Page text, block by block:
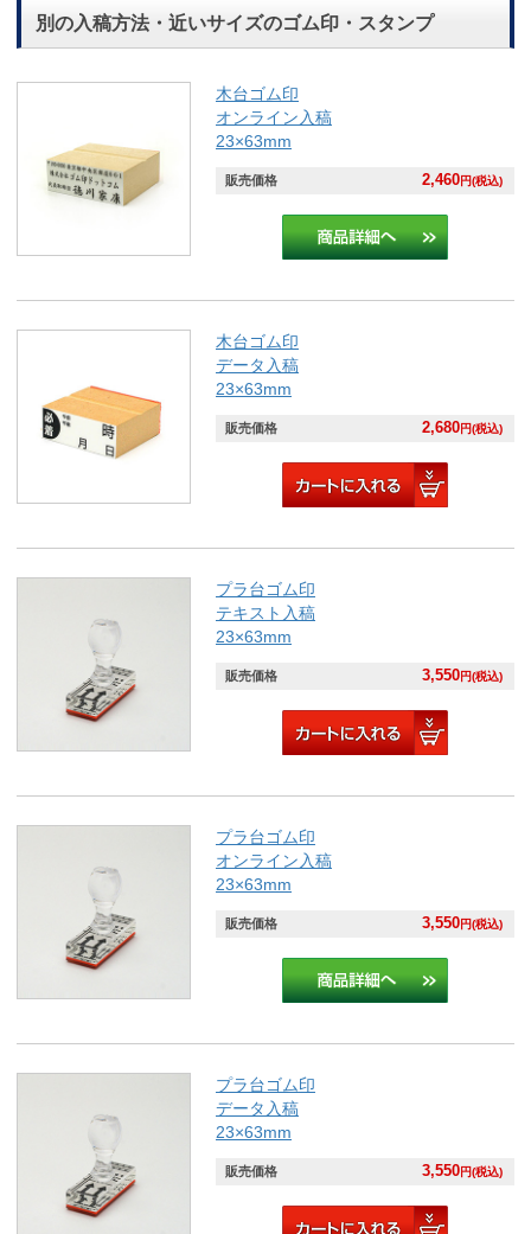
別の入稿方法・近いサイズのゴム印・スタンプ
木台ゴム印
オンライン入稿
23×63mm
販売価格 2,460円(税込)
木台ゴム印
データ入稿
23×63mm
販売価格 2,680円(税込)
プラ台ゴム印
テキスト入稿
23×63mm
販売価格 3,550円(税込)
プラ台ゴム印
オンライン入稿
23×63mm
販売価格 3,550円(税込)
プラ台ゴム印
データ入稿
23×63mm
販売価格 3,550円(税込)